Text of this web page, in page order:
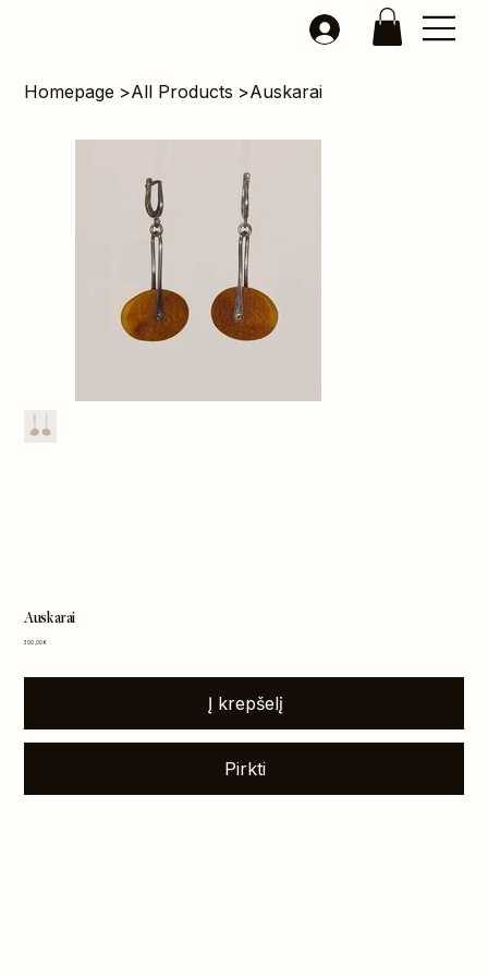
Homepage >All Products >Auskarai
Auskarai
Kaina
300,00 €
Į krepšelį
Pirkti